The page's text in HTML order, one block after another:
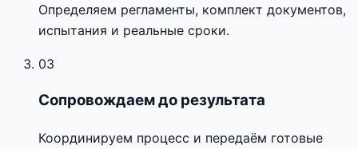
Определяем регламенты, комплект документов,
испытания и реальные сроки.
03
Сопровождаем до результата
Координируем процесс и передаём готовые